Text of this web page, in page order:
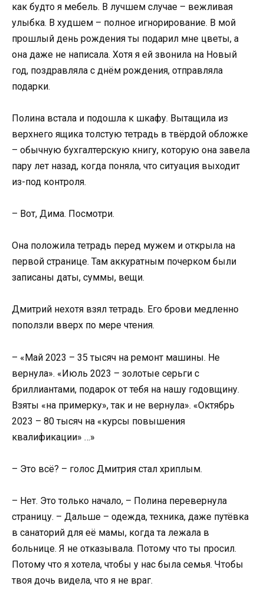
как будто я мебель. В лучшем случае – вежливая
улыбка. В худшем – полное игнорирование. В мой
прошлый день рождения ты подарил мне цветы, а
она даже не написала. Хотя я ей звонила на Новый
год, поздравляла с днём рождения, отправляла
подарки.
Полина встала и подошла к шкафу. Вытащила из
верхнего ящика толстую тетрадь в твёрдой обложке
– обычную бухгалтерскую книгу, которую она завела
пару лет назад, когда поняла, что ситуация выходит
из-под контроля.
– Вот, Дима. Посмотри.
Она положила тетрадь перед мужем и открыла на
первой странице. Там аккуратным почерком были
записаны даты, суммы, вещи.
Дмитрий нехотя взял тетрадь. Его брови медленно
поползли вверх по мере чтения.
– «Май 2023 – 35 тысяч на ремонт машины. Не
вернула». «Июль 2023 – золотые серьги с
бриллиантами, подарок от тебя на нашу годовщину.
Взяты «на примерку», так и не вернула». «Октябрь
2023 – 80 тысяч на «курсы повышения
квалификации» …»
– Это всё? – голос Дмитрия стал хриплым.
– Нет. Это только начало, – Полина перевернула
страницу. – Дальше – одежда, техника, даже путёвка
в санаторий для её мамы, когда та лежала в
больнице. Я не отказывала. Потому что ты просил.
Потому что я хотела, чтобы у нас была семья. Чтобы
твоя дочь видела, что я не враг.